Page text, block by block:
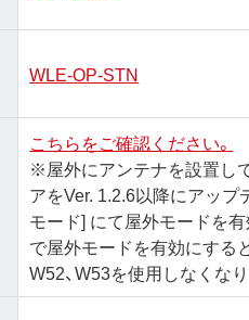
WLE-OP-STN
こちらをご確認ください。
※屋外にアンテナを設置し
アをVer. 1.2.6以降にアップ
モード] にて屋外モードを
で屋外モードを有効にする
W52、W53を使用しなくなり